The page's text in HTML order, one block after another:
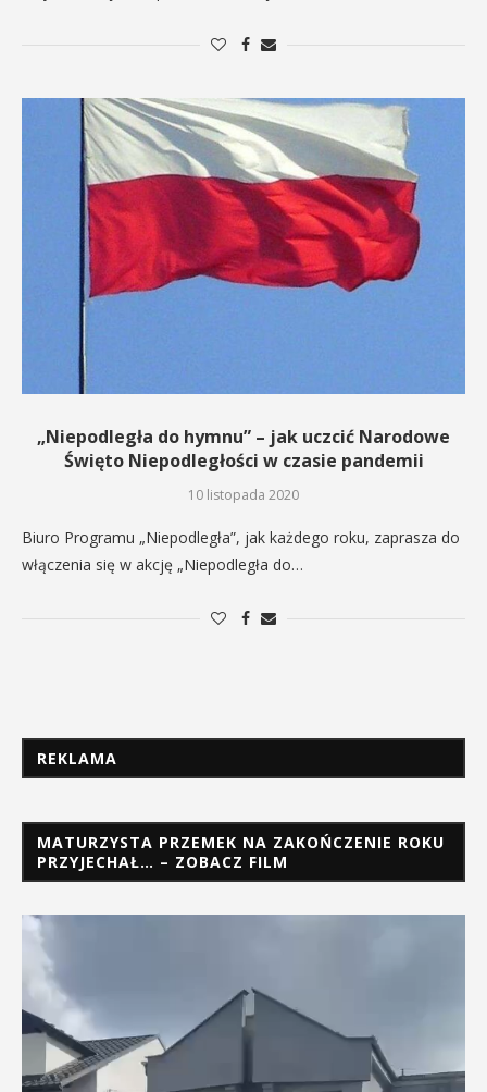
„Niepodległa do hymnu” – jak uczcić Narodowe
Święto Niepodległości w czasie pandemii
10 listopada 2020
Biuro Programu „Niepodległa”, jak każdego roku, zaprasza do
włączenia się w akcję „Niepodległa do…
REKLAMA
MATURZYSTA PRZEMEK NA ZAKOŃCZENIE ROKU
PRZYJECHAŁ… – ZOBACZ FILM
Odtwarzacz